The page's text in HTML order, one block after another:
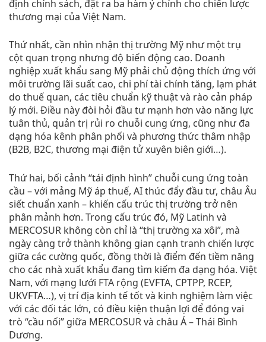
định chính sách, đặt ra ba hàm ý chính cho chiến lược
thương mại của Việt Nam.
Thứ nhất, cần nhìn nhận thị trường Mỹ như một trụ
cột quan trọng nhưng độ biến động cao. Doanh
nghiệp xuất khẩu sang Mỹ phải chủ động thích ứng với
môi trường lãi suất cao, chi phí tài chính tăng, lạm phát
do thuế quan, các tiêu chuẩn kỹ thuật và rào cản pháp
lý mới. Điều này đòi hỏi đầu tư mạnh hơn vào năng lực
tuân thủ, quản trị rủi ro chuỗi cung ứng, cũng như đa
dạng hóa kênh phân phối và phương thức thâm nhập
(B2B, B2C, thương mại điện tử xuyên biên giới…).
Thứ hai, bối cảnh “tái định hình” chuỗi cung ứng toàn
cầu – với mảng Mỹ áp thuế, AI thúc đẩy đầu tư, châu Âu
siết chuẩn xanh – khiến cấu trúc thị trường trở nên
phân mảnh hơn. Trong cấu trúc đó, Mỹ Latinh và
MERCOSUR không còn chỉ là “thị trường xa xôi”, mà
ngày càng trở thành không gian cạnh tranh chiến lược
giữa các cường quốc, đồng thời là điểm đến tiềm năng
cho các nhà xuất khẩu đang tìm kiếm đa dạng hóa. Việt
Nam, với mạng lưới FTA rộng (EVFTA, CPTPP, RCEP,
UKVFTA…), vị trí địa kinh tế tốt và kinh nghiệm làm việc
với các đối tác lớn, có điều kiện thuận lợi để đóng vai
trò “cầu nối” giữa MERCOSUR và châu Á – Thái Bình
Dương.